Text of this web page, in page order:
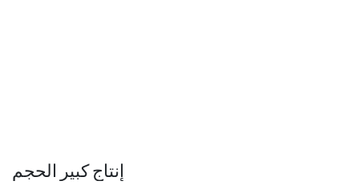
إنتاج كبير الحجم